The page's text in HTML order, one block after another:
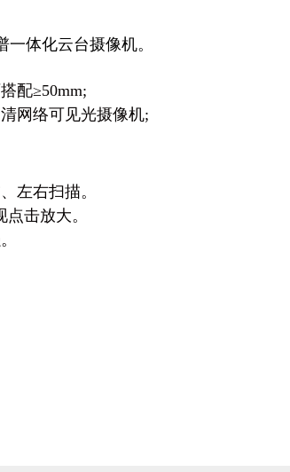
体化云台摄像机。
配≥50mm;
网络可见光摄像机;
左右扫描。
击放大。